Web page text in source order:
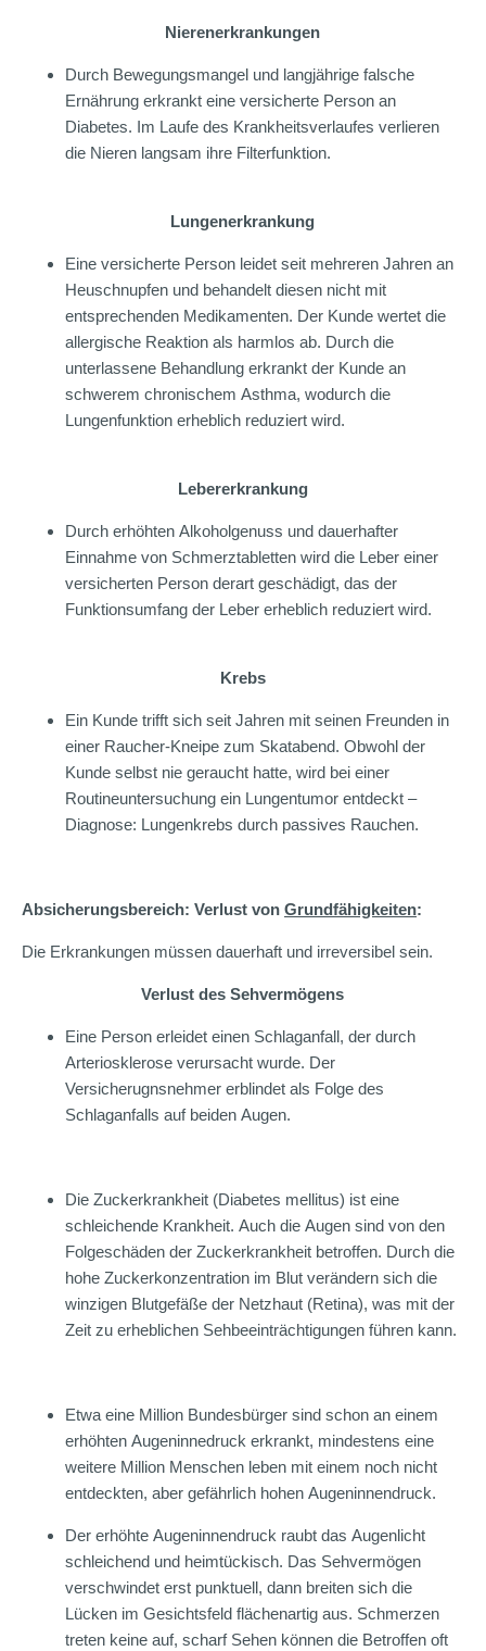
Nierenerkrankungen
Durch Bewegungsmangel und langjährige falsche
Ernährung erkrankt eine versicherte Person an
Diabetes. Im Laufe des Krankheitsverlaufes verlieren
die Nieren langsam ihre Filterfunktion.
Lungenerkrankung
Eine versicherte Person leidet seit mehreren Jahren an
Heuschnupfen und behandelt diesen nicht mit
entsprechenden Medikamenten. Der Kunde wertet die
allergische Reaktion als harmlos ab. Durch die
unterlassene Behandlung erkrankt der Kunde an
schwerem chronischem Asthma, wodurch die
Lungenfunktion erheblich reduziert wird.
Lebererkrankung
Durch erhöhten Alkoholgenuss und dauerhafter
Einnahme von Schmerztabletten wird die Leber einer
versicherten Person derart geschädigt, das der
Funktionsumfang der Leber erheblich reduziert wird.
Krebs
Ein Kunde trifft sich seit Jahren mit seinen Freunden in
einer Raucher-Kneipe zum Skatabend. Obwohl der
Kunde selbst nie geraucht hatte, wird bei einer
Routineuntersuchung ein Lungentumor entdeckt –
Diagnose: Lungenkrebs durch passives Rauchen.
Absicherungsbereich: Verlust von Grundfähigkeiten:
Die Erkrankungen müssen dauerhaft und irreversibel sein.
Verlust des Sehvermögens
Eine Person erleidet einen Schlaganfall, der durch
Arteriosklerose verursacht wurde. Der
Versicherugnsnehmer erblindet als Folge des
Schlaganfalls auf beiden Augen.
Die Zuckerkrankheit (Diabetes mellitus) ist eine
schleichende Krankheit. Auch die Augen sind von den
Folgeschäden der Zuckerkrankheit betroffen. Durch die
hohe Zuckerkonzentration im Blut verändern sich die
winzigen Blutgefäße der Netzhaut (Retina), was mit der
Zeit zu erheblichen Sehbeeinträchtigungen führen kann.
Etwa eine Million Bundesbürger sind schon an einem
erhöhten Augeninnedruck erkrankt, mindestens eine
weitere Million Menschen leben mit einem noch nicht
entdeckten, aber gefährlich hohen Augeninnendruck.
Der erhöhte Augeninnendruck raubt das Augenlicht
schleichend und heimtückisch. Das Sehvermögen
verschwindet erst punktuell, dann breiten sich die
Lücken im Gesichtsfeld flächenartig aus. Schmerzen
treten keine auf, scharf Sehen können die Betroffen oft